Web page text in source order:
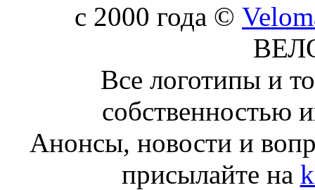
c 2000 года ©
Все логотипы и
собственностью
Анонсы, новости и
присылайте на